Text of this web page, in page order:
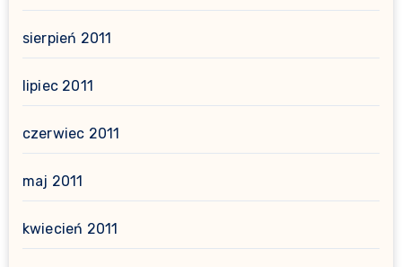
sierpień 2011
lipiec 2011
czerwiec 2011
maj 2011
kwiecień 2011